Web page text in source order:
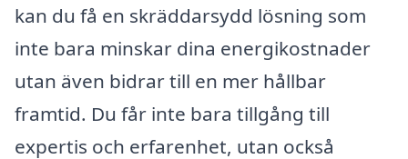
kan du få en skräddarsydd lösning som
inte bara minskar dina energikostnader
utan även bidrar till en mer hållbar
framtid. Du får inte bara tillgång till
expertis och erfarenhet, utan också